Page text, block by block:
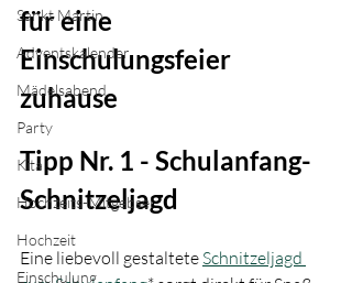
Sankt Martin
Adventskalender
Mädelsabend
Party
Kita
Hochzeits-Mitgebsel
Hochzeit
Einschulung
für eine
Einschulungsfeier
zuhause
Tipp Nr. 1 - Schulanfang-
Schnitzeljagd
Eine liebevoll gestaltete Schnitzeljagd